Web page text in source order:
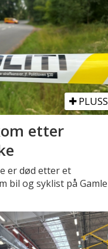
PLUSS
etter
er død etter et
bil og syklist på Gamle